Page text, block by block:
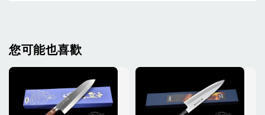
您可能也喜歡